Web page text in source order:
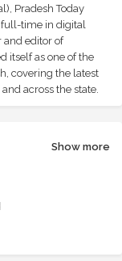
Pradesh Today
full-time in digital
editor of
itself as one of the
covering the latest
across the state.
Show more